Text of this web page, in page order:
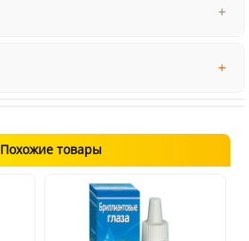
Похожие товары